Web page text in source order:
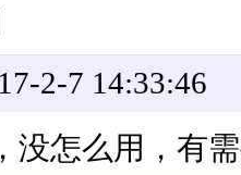
2-7 14:33:46
没怎么用，有